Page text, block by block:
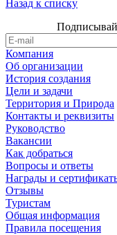
Назад к списку
Компания
Об организации
История создания
Цели и задачи
Территория и Природа
Контакты и реквизиты
Руководство
Вакансии
Как добраться
Вопросы и ответы
Награды и
Отзывы
Туристам
Общая информация
Правила посещения